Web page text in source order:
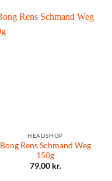
HEADSHOP
Bong Rens Schmand Weg
150g
79,00 kr.